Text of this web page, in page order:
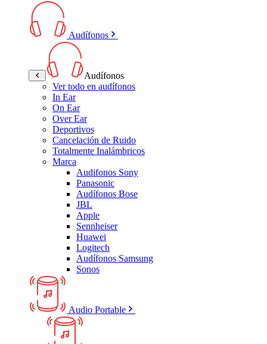
Audífonos
Audífonos
Ver todo en audífonos
In Ear
On Ear
Over Ear
Deportivos
Cancelación de Ruido
Totalmente Inalámbricos
Marca
Audifonos Sony
Panasonic
Audífonos Bose
JBL
Apple
Sennheiser
Huawei
Logitech
Audífonos Samsung
Sonos
Audio Portable